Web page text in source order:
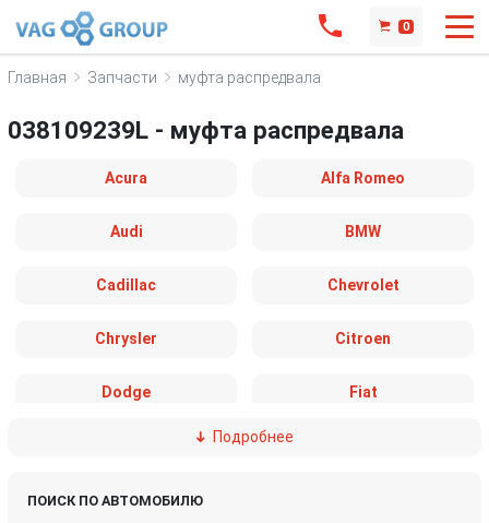
0
Главная Запчасти муфта распредвала
038109239L - муфта распредвала
Acura Alfa Romeo
Audi BMW
Cadillac Chevrolet
Chrysler Citroen
Dodge Fiat
Honda
Подробнее
ПОИСК ПО АВТОМОБИЛЮ